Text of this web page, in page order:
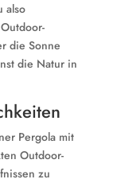
also
die Sonne
die Natur in
Pergola mit
Outdoor-
zu